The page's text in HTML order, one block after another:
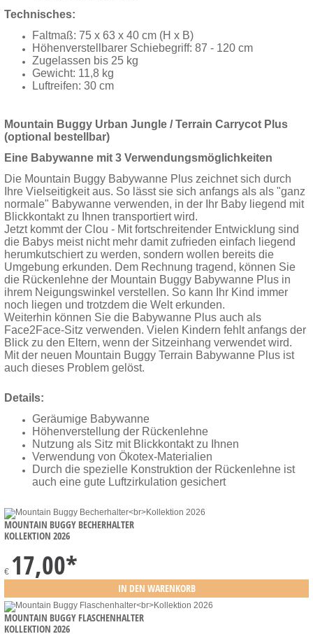
Technisches:
Faltmaß: 75 x 63 x 40 cm (H x B)
Höhenverstellbarer Schiebegriff: 87 - 120 cm
Zugelassen bis 25 kg
Gewicht: 11,8 kg
Luftreifen: 30 cm
Mountain Buggy Urban Jungle / Terrain Carrycot Plus
(optional bestellbar)
Eine Babywanne mit 3 Verwendungsmöglichkeiten
Die Mountain Buggy Babywanne Plus zeichnet sich durch
Ihre Vielseitigkeit aus. So lässt sie sich anfangs als als "ganz
normale" Babywanne verwenden, in der Ihr Baby liegend mit
Blickkontakt zu Ihnen transportiert wird.
Jetzt kommt der Clou - Mit fortschreitender Entwicklung sind
die Babys meist nicht mehr damit zufrieden einfach liegend
herumkutschiert zu werden, sondern wollen bereits die
Umgebung erkunden. Dem Rechnung tragend, können Sie
die Rückenlehne der Mountain Buggy Babywanne Plus in
ihrem Neigungswinkel verstellen. So kann Ihr Kind immer
noch liegen und trotzdem die Welt erkunden.
Weiterhin können Sie die Babywanne Plus auch als
Face2Face-Sitz verwenden. Vielen Kindern fehlt anfangs der
Blick zu den Eltern, wenn der Sitzeinhang verwendet wird.
Mit der neuen Mountain Buggy Terrain Babywanne Plus ist
auch dieses Problem gelöst.
Details:
Geräumige Babywanne
Höhenverstellung der Rückenlehne
Nutzung als Sitz mit Blickkontakt zu Ihnen
Verwendung von Ökotex-Materialien
Durch die spezielle Konstruktion der Rückenlehne ist
auch eine gute Luftzirkulation gesichert
MOUNTAIN BUGGY BECHERHALTER
KOLLEKTION 2026
€ 17,00*
MOUNTAIN BUGGY FLASCHENHALTER
KOLLEKTION 2026